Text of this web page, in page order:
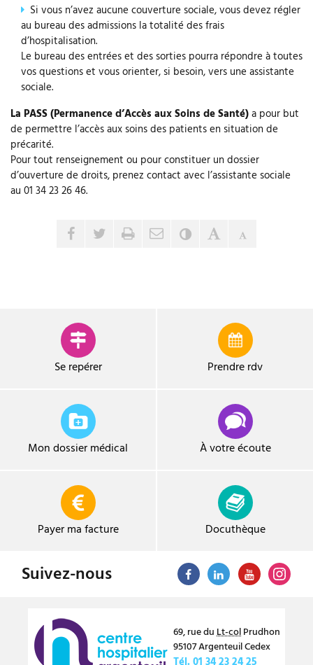
Si vous n’avez aucune couverture sociale, vous devez régler
au bureau des admissions la totalité des frais
d’hospitalisation.
Le bureau des entrées et des sorties pourra répondre à toutes
vos questions et vous orienter, si besoin, vers une assistante
sociale.
La PASS (Permanence d’Accès aux Soins de Santé)a pour but
de permettre l’accès aux soins des patients en situation de
précarité.
Pour tout renseignement ou pour constituer un dossier
d’ouverture de droits, prenez contact avec l’assistante sociale
au 01 34 23 26 46.
Partager sur Facebook
Partager sur Twitter
ImprimerEnvoyer par e-mail
ContrasteAgrandir le
Réduire le
Se repérer Prendre rdv
Mon dossier médical À votre écoute
Payer ma facture Docuthèque
Suivez-nous
69, rue du Lt-colPrudhon
95107ArgenteuilCedex
Tél.01 34 23 24 25